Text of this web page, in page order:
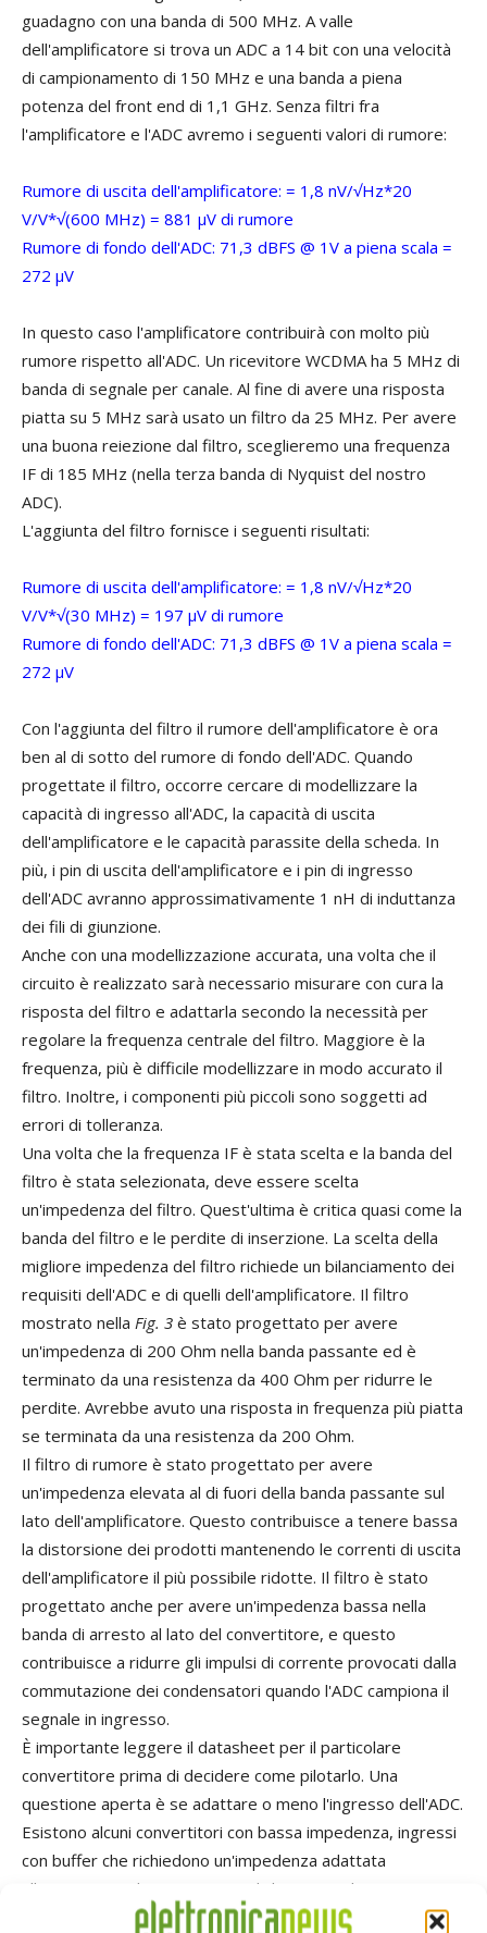
guadagno con una banda di 500 MHz. A valle
dell'amplificatore si trova un ADC a 14 bit con una velocità
di campionamento di 150 MHz e una banda a piena
potenza del front end di 1,1 GHz. Senza filtri fra
l'amplificatore e l'ADC avremo i seguenti valori di rumore:
Rumore di uscita dell'amplificatore: = 1,8 nV/√Hz*20
V/V*√(600 MHz) = 881 μV di rumore
Rumore di fondo dell'ADC: 71,3 dBFS @ 1V a piena scala =
272 μV
In questo caso l'amplificatore contribuirà con molto più
rumore rispetto all'ADC. Un ricevitore WCDMA ha 5 MHz di
banda di segnale per canale. Al fine di avere una risposta
piatta su 5 MHz sarà usato un filtro da 25 MHz. Per avere
una buona reiezione dal filtro, sceglieremo una frequenza
IF di 185 MHz (nella terza banda di Nyquist del nostro
ADC).
L'aggiunta del filtro fornisce i seguenti risultati:
Rumore di uscita dell'amplificatore: = 1,8 nV/√Hz*20
V/V*√(30 MHz) = 197 μV di rumore
Rumore di fondo dell'ADC: 71,3 dBFS @ 1V a piena scala =
272 μV
Con l'aggiunta del filtro il rumore dell'amplificatore è ora
ben al di sotto del rumore di fondo dell'ADC. Quando
progettate il filtro, occorre cercare di modellizzare la
capacità di ingresso all'ADC, la capacità di uscita
dell'amplificatore e le capacità parassite della scheda. In
più, i pin di uscita dell'amplificatore e i pin di ingresso
dell'ADC avranno approssimativamente 1 nH di induttanza
dei fili di giunzione.
Anche con una modellizzazione accurata, una volta che il
circuito è realizzato sarà necessario misurare con cura la
risposta del filtro e adattarla secondo la necessità per
regolare la frequenza centrale del filtro. Maggiore è la
frequenza, più è difficile modellizzare in modo accurato il
filtro. Inoltre, i componenti più piccoli sono soggetti ad
errori di tolleranza.
Una volta che la frequenza IF è stata scelta e la banda del
filtro è stata selezionata, deve essere scelta
un'impedenza del filtro. Quest'ultima è critica quasi come la
banda del filtro e le perdite di inserzione. La scelta della
migliore impedenza del filtro richiede un bilanciamento dei
requisiti dell'ADC e di quelli dell'amplificatore. Il filtro
mostrato nella Fig. 3 è stato progettato per avere
un'impedenza di 200 Ohm nella banda passante ed è
terminato da una resistenza da 400 Ohm per ridurre le
perdite. Avrebbe avuto una risposta in frequenza più piatta
se terminata da una resistenza da 200 Ohm.
Il filtro di rumore è stato progettato per avere
un'impedenza elevata al di fuori della banda passante sul
lato dell'amplificatore. Questo contribuisce a tenere bassa
la distorsione dei prodotti mantenendo le correnti di uscita
dell'amplificatore il più possibile ridotte. Il filtro è stato
progettato anche per avere un'impedenza bassa nella
banda di arresto al lato del convertitore, e questo
contribuisce a ridurre gli impulsi di corrente provocati dalla
commutazione dei condensatori quando l'ADC campiona il
segnale in ingresso.
È importante leggere il datasheet per il particolare
convertitore prima di decidere come pilotarlo. Una
questione aperta è se adattare o meno l'ingresso dell'ADC.
Esistono alcuni convertitori con bassa impedenza, ingressi
con buffer che richiedono un'impedenza adattata
all'ingresso. Molti convertitori, d'altra parte, hanno ingressi
ad alta impedenza che non dovrebbero essere adattati. Il